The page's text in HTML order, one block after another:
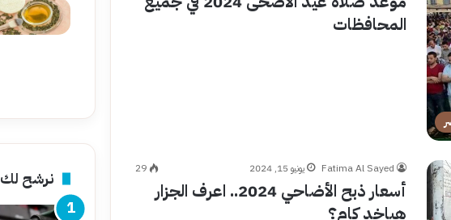
المحافظات
Fatima Al Sayed يونيو 15, 2024 29
أسعار ذبح الأضاحي 2024.. اعرف الجزار
هياخد كام؟
نرشح لك